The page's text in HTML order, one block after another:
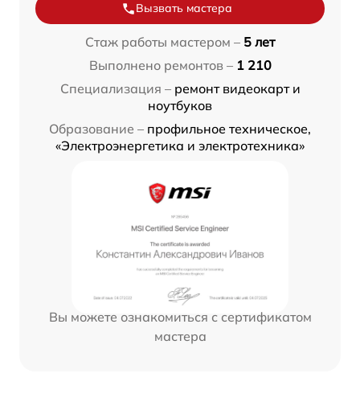
Вызвать мастера
Стаж работы мастером – 5 лет
Выполнено ремонтов – 1 210
Специализация – ремонт видеокарт и
ноутбуков
Образование – профильное техническое,
«Электроэнергетика и электротехника»
Вы можете ознакомиться с сертификатом
мастера